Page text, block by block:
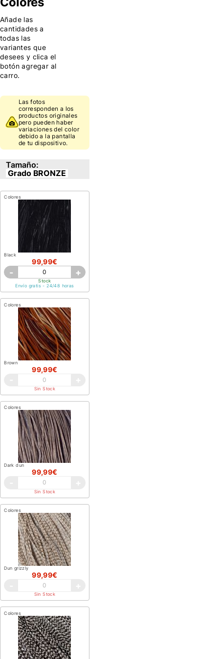
Añade las
cantidades a
todas las
variantes que
desees y clica el
botón agregar al
carro.
Las fotos
corresponden a los
productos originales
pero pueden haber
variaciones del color
debido a la pantalla
de tu dispositivo.
Tamaño:
Grado BRONZE
Colores
Black
99,99€
- +
Stock
Envío gratis - 24/48 horas
Colores
Brown
99,99€
Sin Stock
Colores
Dark dun
99,99€
Sin Stock
Colores
Dun grizzly
99,99€
Sin Stock
Colores